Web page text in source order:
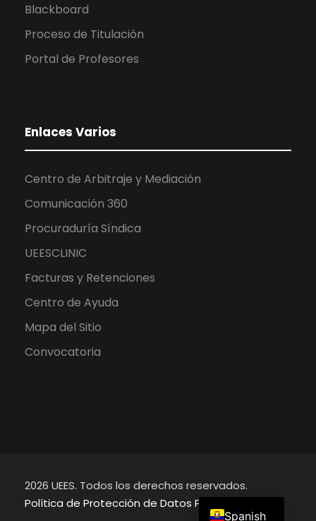
Blackboard
Proceso de Titulación
Portal de Profesores
Enlaces Varios
Centro de Arbitraje y Mediación
Comunicación 360
Procuraduría Síndica
UEESCLINIC
Facturas y Retenciones
Centro de Ayuda
Mapa del Sitio
Convocatoria
2026 UEES. Todos los derechos reservados.
Política de Protección de Datos Personales
Spanish
English